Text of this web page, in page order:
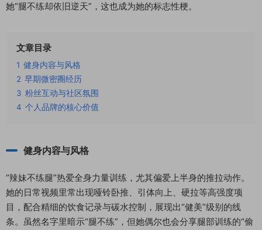
她“腿不练却依旧逆天”，这也成为她的标志性梗。
文章目录
1 健身内容与风格
2 早期微密圈经历
3 粉丝互动与社区氛围
4 个人品牌的核心价值
健身内容与风格
“辣妹不练腿”热爱全身力量训练，尤其偏爱上半身的推拉动作。
她的日常视频里常出现哑铃卧推、引体向上、硬拉等高强度项
目，配合精细的饮食记录与碳水控制，展现出“健美”级别的线
条。虽然名字里暗示“腿不练”，但她偶尔也会分享腿部训练的“偷